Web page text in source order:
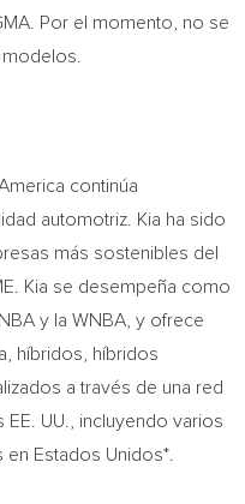
Por el momento, no se
continúa
automotriz. Kia ha sido
más sostenibles del
Kia se desempeña como
y la WNBA, y ofrece
híbridos, híbridos
a través de una red
UU., incluyendo varios
Estados Unidos*.